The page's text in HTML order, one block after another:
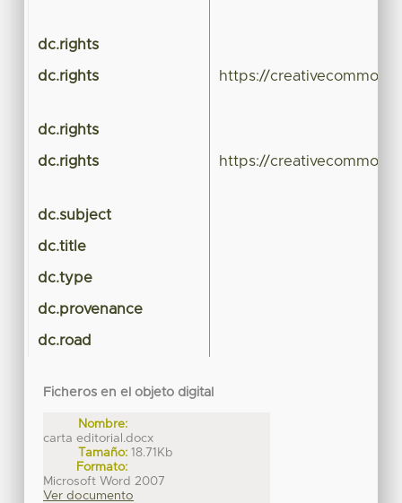
dc.rights
dc.rights https://
dc.rights
dc.rights https://
dc.subject
dc.title
dc.type
dc.provenance
dc.road
Ficheros en el objeto digital
Nombre:
carta editorial.docx
Tamaño: 18.71Kb
Formato:
Microsoft Word 2007
Ver documento